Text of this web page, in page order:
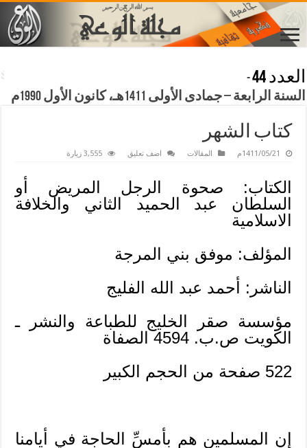
العدد 44
-
السنة الرابعة – جمادى الأولى 1411هـ، كانون الأول 1990م
كتاب الشهر
1411/05/21م المقالات اضف تعليق 3,555 زيارة
الكتاب: صحوة الرجل المريض أو
السلطان عبد الحميد الثاني والخلافة
الاسلامية
المؤلف: موفق بني المرجة
الناشر: أحمد عبد الله الفليج
مؤسسة صقر الخليج للطباعة والنشر ـ
الكويت ص.ب. 4594 الصفاة
522 صفحة من الحجم الكبير
إن المسلمين هم بأمسِّ الحاجة في أيامنا